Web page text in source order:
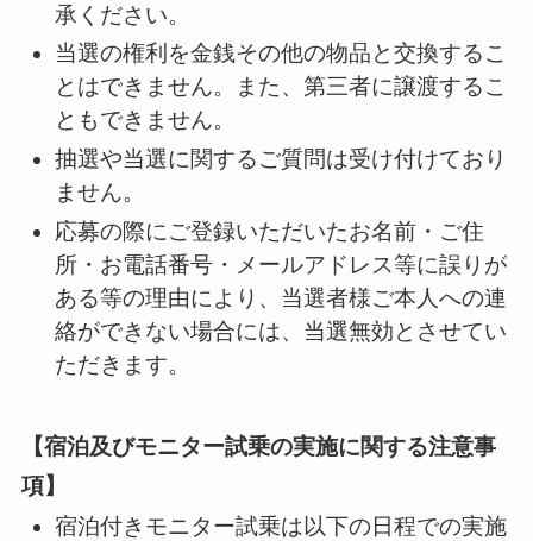
承ください。
当選の権利を金銭その他の物品と交換するこ
とはできません。また、第三者に譲渡するこ
ともできません。
抽選や当選に関するご質問は受け付けており
ません。
応募の際にご登録いただいたお名前・ご住
所・お電話番号・メールアドレス等に誤りが
ある等の理由により、当選者様ご本人への連
絡ができない場合には、当選無効とさせてい
ただきます。
【宿泊及びモニター試乗の実施に関する注意事
項】
宿泊付きモニター試乗は以下の日程での実施